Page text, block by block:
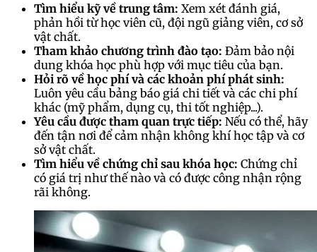
Tìm hiểu kỹ về trung tâm: Xem xét đánh giá,
phản hồi từ học viên cũ, đội ngũ giảng viên, cơ sở
vật chất.
Tham khảo chương trình đào tạo: Đảm bảo nội
dung khóa học phù hợp với mục tiêu của bạn.
Hỏi rõ về học phí và các khoản phí phát sinh:
Luôn yêu cầu bảng báo giá chi tiết và các chi phí
khác (mỹ phẩm, dụng cụ, thi tốt nghiệp...).
Yêu cầu được tham quan trực tiếp: Nếu có thể, hãy
đến tận nơi để cảm nhận không khí học tập và cơ
sở vật chất.
Tìm hiểu về chứng chỉ sau khóa học: Chứng chỉ
có giá trị như thế nào và có được công nhận rộng
rãi không.